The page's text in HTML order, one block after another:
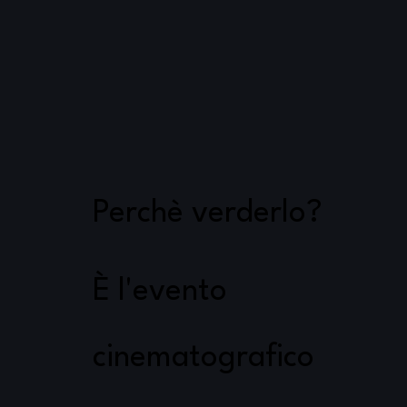
Perchè verderlo?
È l'evento
cinematografico